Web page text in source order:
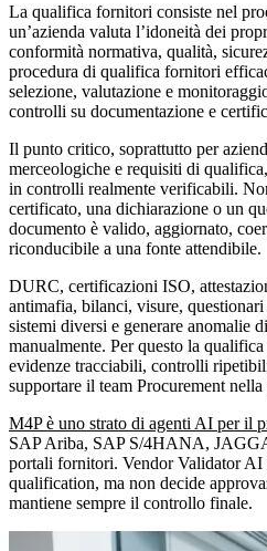
La qualifica fornitori consiste nel
un’azienda valuta l’idoneità dei
conformità normativa, qualità,
procedura di qualifica fornitori
selezione, valutazione e
controlli su documentazione e
Il punto critico, soprattutto per
merceologiche e requisiti di
in controlli realmente verificabili.
certificato, una dichiarazione o un
documento è valido, aggiornato,
riconducibile a una fonte attendibile.
DURC, certificazioni ISO,
antimafia, bilanci, visure,
sistemi diversi e generare anomalie
manualmente. Per questo la
evidenze tracciabili, controlli
supportare il team Procurement
M4P è uno strato di agenti AI per il
SAP Ariba, SAP S/4HANA,
portali fornitori. Vendor Validator AI
qualification, ma non decide
mantiene sempre il controllo finale.